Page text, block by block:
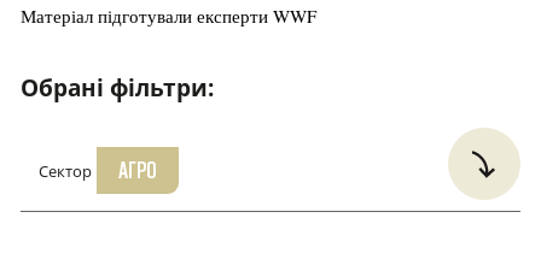
Матеріал підготували експерти WWF
Обрані фільтри:
Сектор АГРО